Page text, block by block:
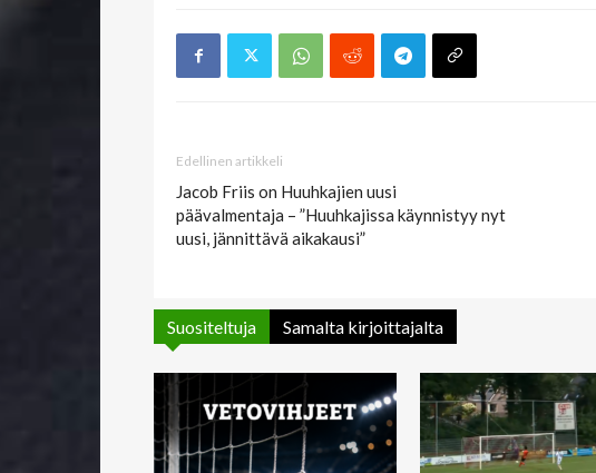
Edellinen artikkeli
Jacob Friis on Huuhkajien uusi
päävalmentaja – ”Huuhkajissa käynnistyy nyt
uusi, jännittävä aikakausi”
Suositeltuja Samalta kirjoittajalta